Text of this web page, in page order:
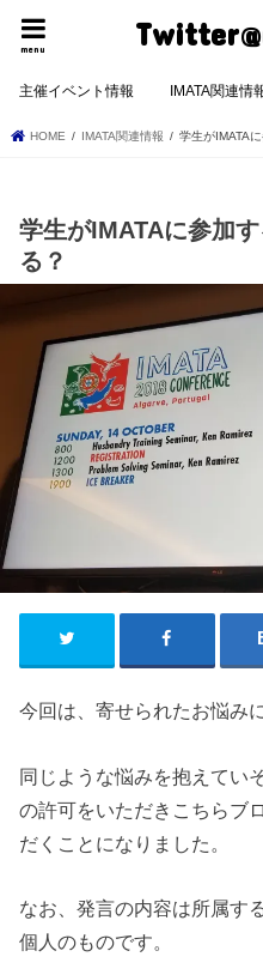
menu
主催イベント情報 IMATA関連情
HOME IMATA関連情報 学生がIMATA
学生がIMATAに参加
る？
今回は、寄せられたお悩み
同じような悩みを抱えてい
の許可をいただきこちらブ
だくことになりました。
なお、発言の内容は所属す
個人のものです。